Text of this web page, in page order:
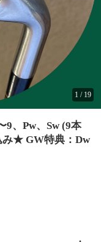
1 / 19
、Pw、Sw (9本
★ GW特典：Dw